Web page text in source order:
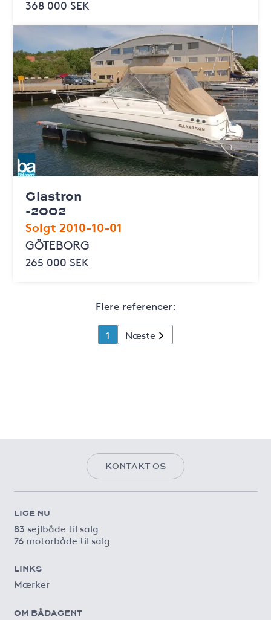
368 000 SEK
Glastron
-2002
Solgt 2010-10-01
GÖTEBORG
265 000 SEK
Flere referencer:
1 Næste
KONTAKT OS
LIGE NU
83 sejlbåde til salg
76 motorbåde til salg
LINKS
Mærker
OM BÅDAGENT